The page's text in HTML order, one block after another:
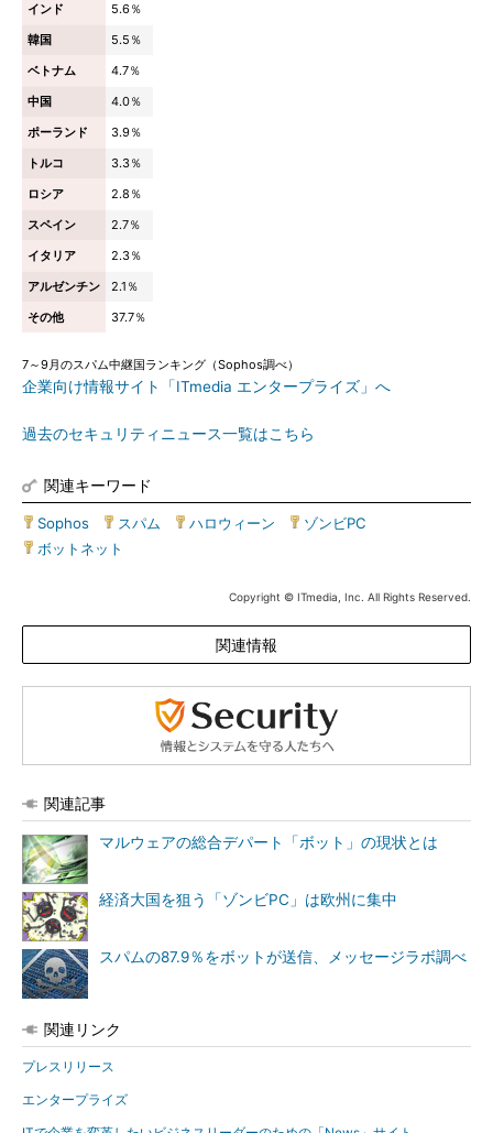
インド
5.6％
韓国
5.5％
ベトナム
4.7％
中国
4.0％
ポーランド
3.9％
トルコ
3.3％
ロシア
2.8％
スペイン
2.7％
イタリア
2.3％
アルゼンチン
2.1％
その他
37.7％
7～9月のスパム中継国ランキング（Sophos調べ）
企業向け情報サイト「ITmedia エンタープライズ」へ
過去のセキュリティニュース一覧はこちら
関連キーワード
Sophos スパム ハロウィーン ゾンビPC
ボットネット
Copyright © ITmedia, Inc. All Rights Reserved.
関連情報
関連記事
マルウェアの総合デパート「ボット」の現状とは
経済大国を狙う「ゾンビPC」は欧州に集中
スパムの87.9％をボットが送信、メッセージラボ調べ
関連リンク
プレスリリース
エンタープライズ